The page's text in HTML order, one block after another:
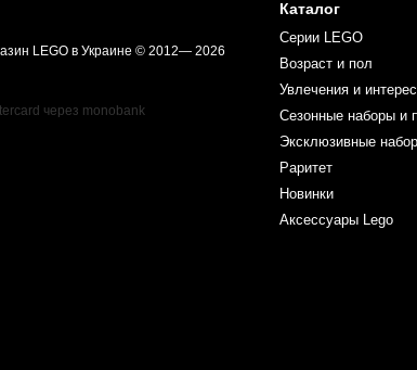
LEGO в Украине © 2012— 2026
Каталог
Серии LEGO
Возраст и пол
Увлечения и
Сезонные наборы и
Эксклюзивные
Раритет
Новинки
Аксессуары Lego